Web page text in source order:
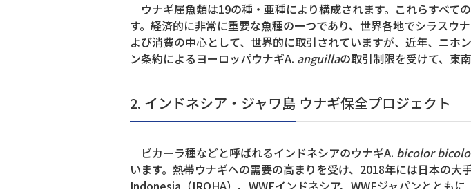
ウナギ属魚類は19の種・亜種により構成されます。これらすべて
す。経済的に非常に重要な魚種の一つであり、世界各地でシラスウ
よび消費の中心として、世界的に取引されていますが、近年、ニホ
ン条約によるヨーロッパウナギA. anguillaの取引制限を受けて、東
2. インドネシア・ジャワ島 ウナギ保全プロジェクト
ビカーラ種などと呼ばれるインドネシアのウナギA. bicolor
います。熱帯ウナギへの需要の高まりを受け、2018年には日本の
Indonesia（IROHA）、WWFインドネシア、WWFジャパンとともに